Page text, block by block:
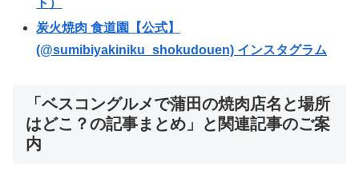
ト）
炭火焼肉 食道園【公式】
(@sumibiyakiniku_shokudouen) インスタグラム
「ベスコングルメで蒲田の焼肉店名と場所
はどこ？の記事まとめ」と関連記事のご案
内